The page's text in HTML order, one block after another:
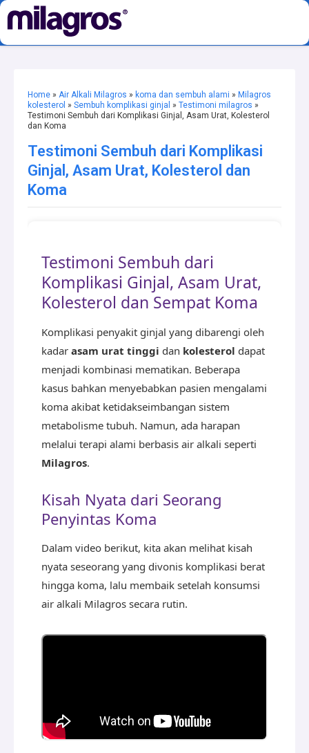
Home » Air Alkali Milagros » koma dan sembuh alami » Milagros
kolesterol » Sembuh komplikasi ginjal » Testimoni milagros »
Testimoni Sembuh dari Komplikasi Ginjal, Asam Urat, Kolesterol
dan Koma
Testimoni Sembuh dari Komplikasi
Ginjal, Asam Urat, Kolesterol dan
Koma
Testimoni Sembuh dari
Komplikasi Ginjal, Asam Urat,
Kolesterol dan Sempat Koma
Komplikasi penyakit ginjal yang dibarengi oleh
kadar asam urat tinggi dan kolesterol dapat
menjadi kombinasi mematikan. Beberapa
kasus bahkan menyebabkan pasien mengalami
koma akibat ketidakseimbangan sistem
metabolisme tubuh. Namun, ada harapan
melalui terapi alami berbasis air alkali seperti
Milagros.
Kisah Nyata dari Seorang
Penyintas Koma
Dalam video berikut, kita akan melihat kisah
nyata seseorang yang divonis komplikasi berat
hingga koma, lalu membaik setelah konsumsi
air alkali Milagros secara rutin.